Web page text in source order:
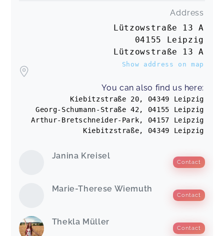
Es war sehr schön. Die Zeit verging leider sehr
schnell. Würde ich jedem empfehlen.
Löwenstarker Krabbelspaß 2 (8.-12. Lebensmonat)
Christiane, Jun 05
Hat sehr viel Spaß gemacht mit euch.
Löwenstarker Krabbelspaß 2 (8.-12. Lebensmonat)
Karolina,Jun 05
Hat Baby und Mama Spaß gemacht! Die Lehrerin
(1) Bewegungsspaß im Wasser (4-7 M.)(AOK lizensiert)
Es war von vorne bis hinten ein total gelunger
(1) Bewegungsspaß im Wasser (4-7 M.)(AOK lizensiert)
Mär/Apr
Address
Lützowstraße 13 A
04155 Leipzig
Lützowstraße 13 A
Show address on map
You can also find us here:
Kiebitzstraße 20, 04349 Leipzig
Georg-Schumann-Straße 42, 04155 Leipzig
Arthur-Bretschneider-Park, 04157 Leipzig
Kiebitzstraße, 04349 Leipzig
Janina Kreisel
Contact
Marie-Therese Wiemuth
Contact
Thekla Müller
Contact